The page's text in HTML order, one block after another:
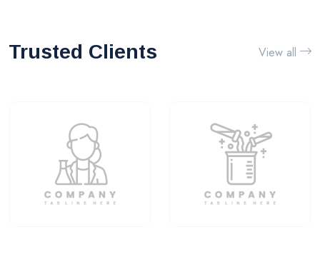
Trusted Clients View all